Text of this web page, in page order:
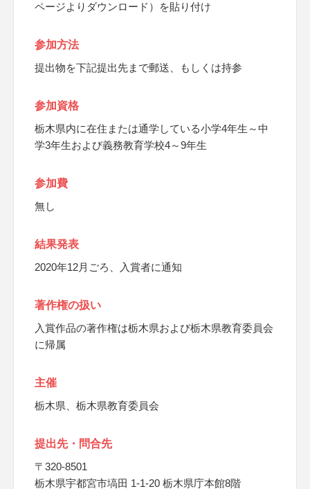
ページよりダウンロード）を貼り付け
参加方法
提出物を下記提出先まで郵送、もしくは持参
参加資格
栃木県内に在住または通学している小学4年生～中
学3年生および義務教育学校4～9年生
参加費
無し
結果発表
2020年12月ごろ、入賞者に通知
著作権の扱い
入賞作品の著作権は栃木県および栃木県教育委員会
に帰属
主催
栃木県、栃木県教育委員会
提出先・問合先
〒320-8501
栃木県宇都宮市塙田 1-1-20 栃木県庁本館8階